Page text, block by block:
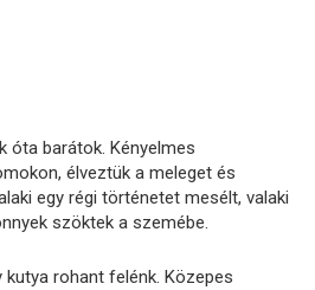
óta barátok. Kényelmes
élveztük a meleget és
egy régi történetet mesélt, valaki
szöktek a szemébe.
kutya rohant felénk. Közepes